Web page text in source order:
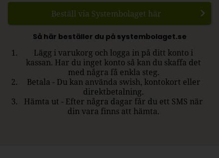
Beställ via Systembolaget här
Så här beställer du på systembolaget.se
Lägg i varukorg och logga in på ditt konto i
kassan. Har du inget konto så kan du skaffa det
med några få enkla steg.
Betala - Du kan använda swish, kontokort eller
direktbetalning.
Hämta ut - Efter några dagar får du ett SMS när
din vara finns att hämta.